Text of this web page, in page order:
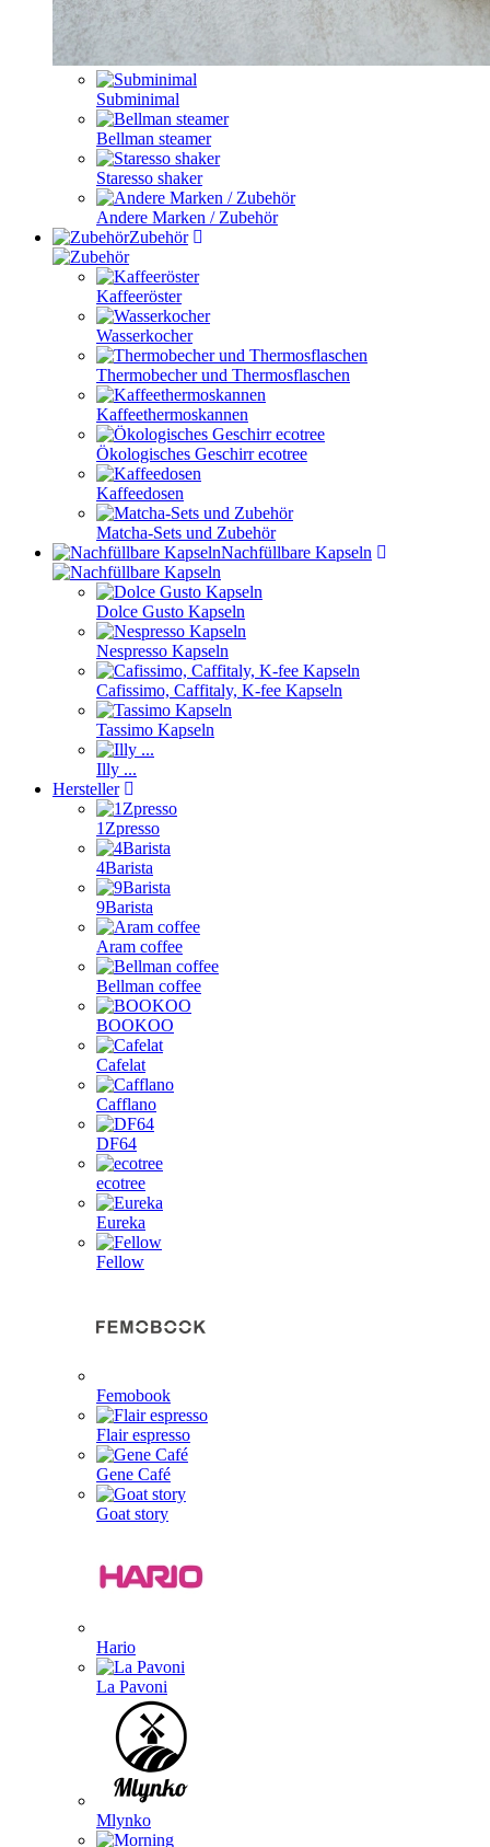
Subminimal
Bellman steamer
Staresso shaker
Andere Marken / Zubehör
Zubehör
Kaffeeröster
Wasserkocher
Thermobecher und Thermosflaschen
Kaffeethermoskannen
Ökologisches Geschirr ecotree
Kaffeedosen
Matcha-Sets und Zubehör
Nachfüllbare Kapseln
Dolce Gusto Kapseln
Nespresso Kapseln
Cafissimo, Caffitaly, K-fee Kapseln
Tassimo Kapseln
Illy ...
Hersteller
1Zpresso
4Barista
9Barista
Aram coffee
Bellman coffee
BOOKOO
Cafelat
Cafflano
DF64
ecotree
Eureka
Fellow
Femobook
Flair espresso
Gene Café
Goat story
Hario
La Pavoni
Mlynko